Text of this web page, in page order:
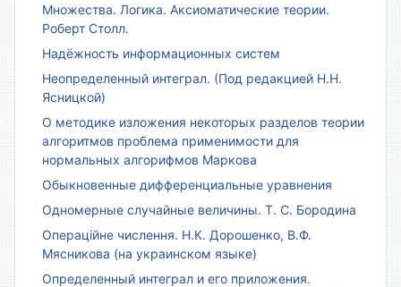
Множества. Логика. Аксиоматические теории.
Роберт Столл.
Надёжность информационных систем
Неопределенный интеграл. (Под редакцией Н.Н.
Ясницкой)
О методике изложения некоторых разделов теории
алгоритмов проблема применимости для
нормальных алгорифмов Маркова
Обыкновенные дифференциальные уравнения
Одномерные случайные величины. Т. С. Бородина
Операційне числення. Н.К. Дорошенко, В.Ф.
Мясникова (на украинском языке)
Определенный интеграл и его приложения.